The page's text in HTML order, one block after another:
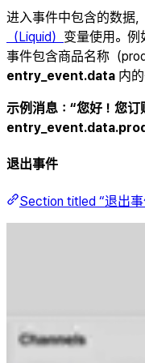
进入事件中包含的数据
（Liquid） 变量使用。例
事件包含商品名称（
entry_event.data 内
示例消息：“您好！您
退出事件
Section titled “退出事